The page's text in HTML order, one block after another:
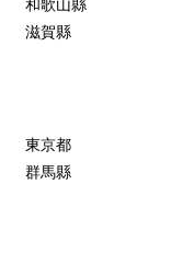
和歌山縣
滋賀縣
東京都
群馬縣